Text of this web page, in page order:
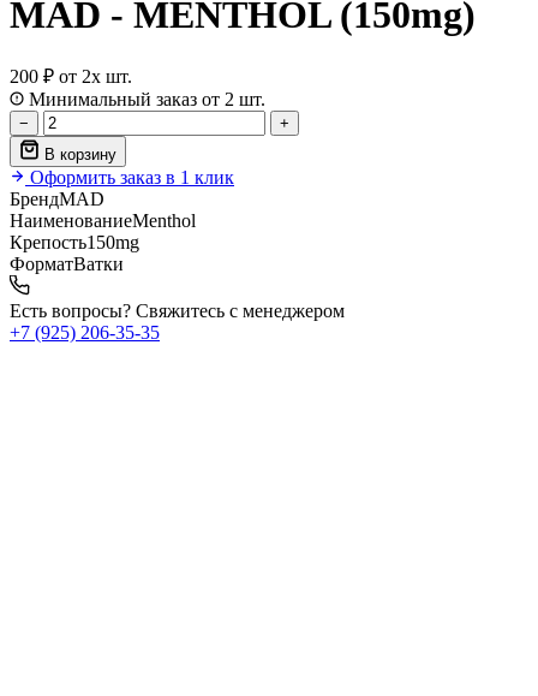
MAD - MENTHOL (150mg)
200 ₽ от 2х шт.
Минимальный заказ от 2 шт.
−
+
В корзину
Оформить заказ в 1 клик
БрендMAD
НаименованиеMenthol
Крепость150mg
ФорматВатки
Есть вопросы? Свяжитесь с менеджером
+7 (925) 206‑35‑35